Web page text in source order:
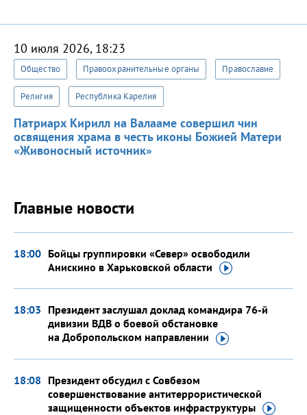
10 июля 2026, 18:23
Общество Правоохранительные органы Православие
Религия Республика Карелия
Патриарх Кирилл на Валааме совершил чин
освящения храма в честь иконы Божией Матери
«Живоносный источник»
Главные новости
18:00 Бойцы группировки «Север» освободили
Анискино в Харьковской области
18:03 Президент заслушал доклад командира 76-й
дивизии ВДВ о боевой обстановке
на Добропольском направлении
18:08 Президент обсудил с Совбезом
совершенствование антитеррористической
защищенности объектов инфраструктуры